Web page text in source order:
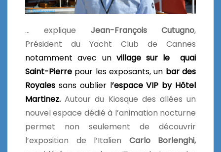
… explique Jean-François Cutugno,
Président du Yacht Club de Cannes
notamment avec un village sur le quai
Saint-Pierre pour les exposants, un bar des
Royales sans oublier l’espace VIP by Hôtel
Martinez.Autour du Kiosque des allées un
nouvel espace dédié à l’animation nocturne
permet non seulement de découvrir
l’exposition de l’Italien Carlo Borlenghi,